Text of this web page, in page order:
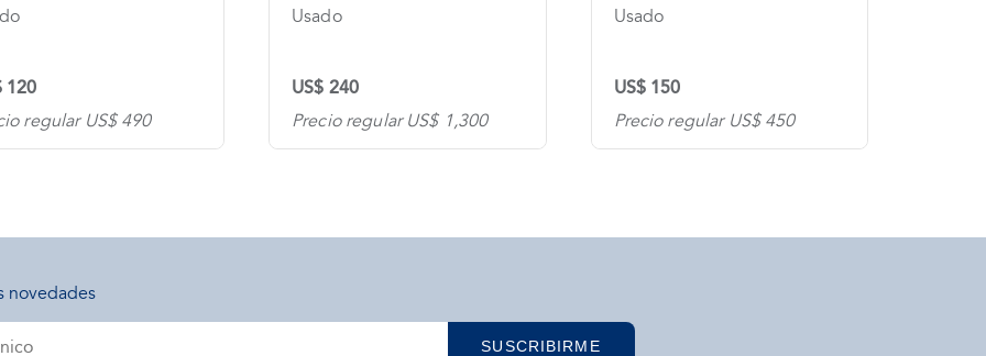
120
regular US$ 490
Usado
US$ 240
Precio regular US$ 1,300
Usado
US$ 150
Precio regular US$ 450
novedades
SUSCRIBIRME